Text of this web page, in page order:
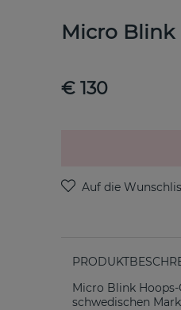
Micro Blink
€ 130
Micro Blink
schwedischen